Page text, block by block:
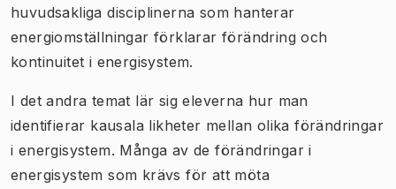
huvudsakliga disciplinerna som hanterar
energiomställningar förklarar förändring och
kontinuitet i energisystem.
I det andra temat lär sig eleverna hur man
identifierar kausala likheter mellan olika förändringar
i energisystem. Många av de förändringar i
energisystem som krävs för att möta